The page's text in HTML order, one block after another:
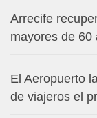
Arrecife
mayores de 60
El Aeropuerto
de viajeros el